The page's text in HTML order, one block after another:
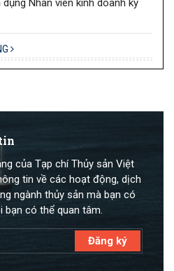
Nhân viên kinh doanh kỹ
của Tạp chí Thủy sản Việt
tin về các hoạt động, dịch
ngành thủy sản mà bạn có
bạn có thể quan tâm.